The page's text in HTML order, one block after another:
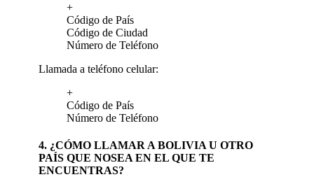
+
Código de País
Código de Ciudad
Número de Teléfono
Llamada a teléfono celular:
+
Código de País
Número de Teléfono
4. ¿CÓMO LLAMAR A BOLIVIA U OTRO
PAÍS QUE NOSEA EN EL QUE TE
ENCUENTRAS?